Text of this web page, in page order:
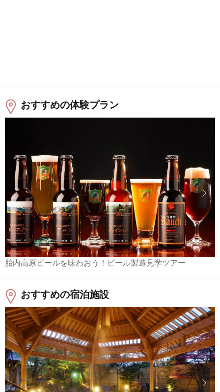
おすすめの体験プラン
胎内高原ビールを味わおう！ビール製造見学ツアー
おすすめの宿泊施設